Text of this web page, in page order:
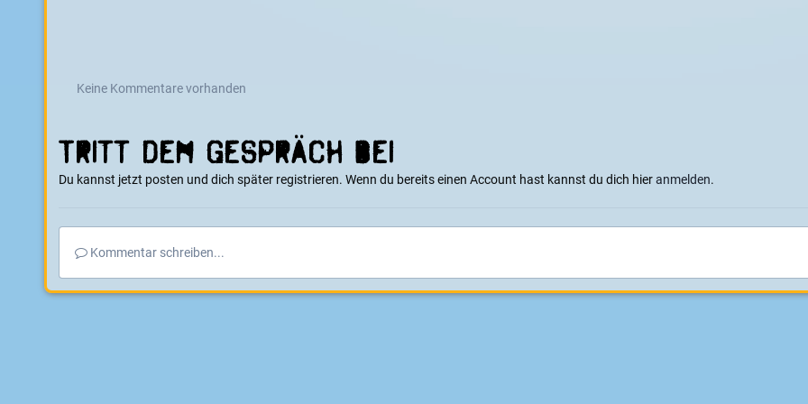
Keine Kommentare vorhanden
Tritt dem Gespräch bei
Du kannst jetzt posten und dich später registrieren. Wenn du bereits einen Account hast kannst du dich hieranmelden.
Kommentar schreiben...